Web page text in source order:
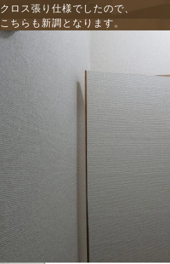
クロス張り仕様でしたので、
こちらも新調となります。